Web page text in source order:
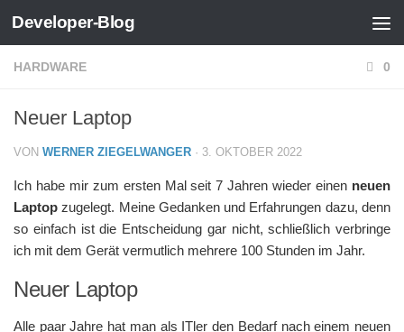
Zum Inhalt springen
Developer-Blog
HARDWARE 0
Neuer Laptop
VON WERNER ZIEGELWANGER · 3. OKTOBER 2022
Ich habe mir zum ersten Mal seit 7 Jahren wieder einen neuen
Laptop zugelegt. Meine Gedanken und Erfahrungen dazu, denn
so einfach ist die Entscheidung gar nicht, schließlich verbringe
ich mit dem Gerät vermutlich mehrere 100 Stunden im Jahr.
Neuer Laptop
Alle paar Jahre hat man als ITler den Bedarf nach einem neuen